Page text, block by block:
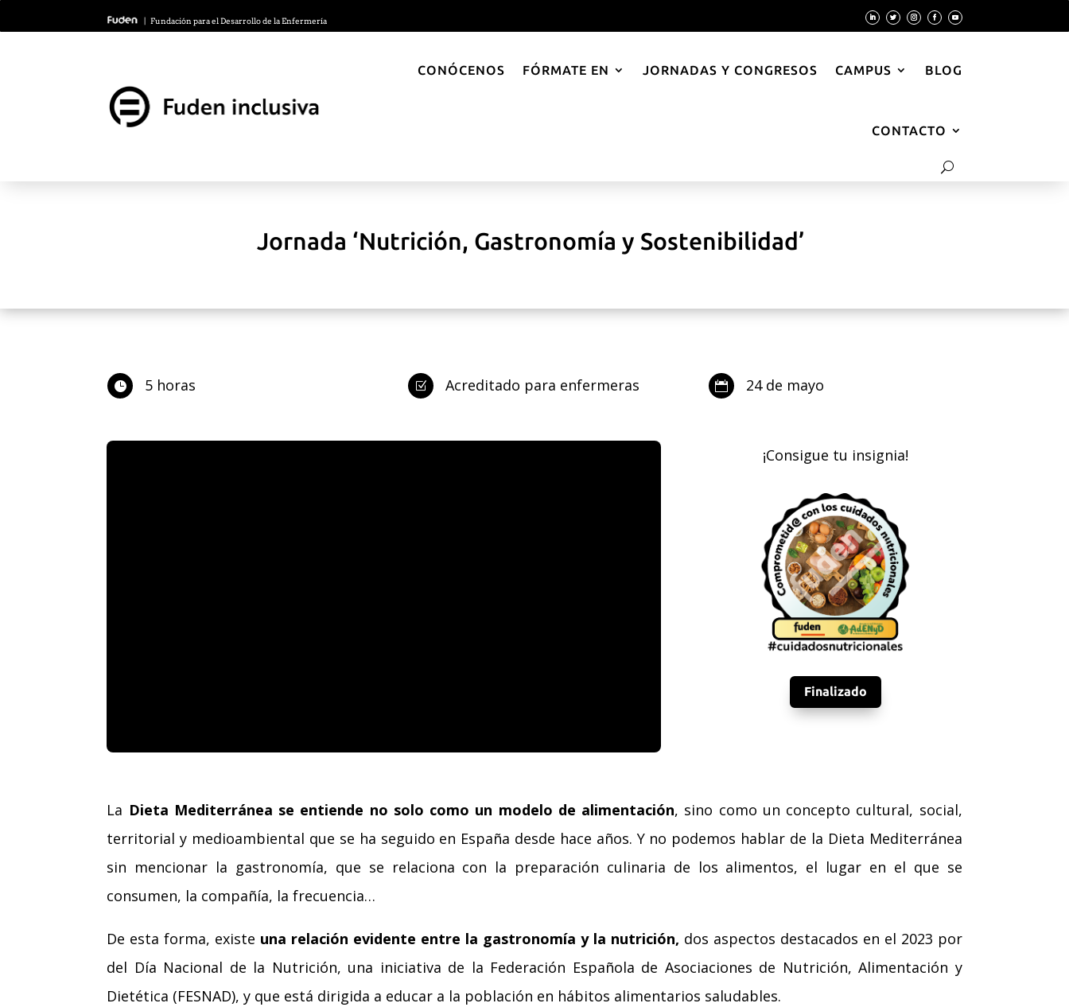
| Fundación para el Desarrollo de la Enfermería
CONÓCENOS FÓRMATE EN JORNADAS Y CONGRESOS CAMPUS BLOG
CONTACTO
Jornada ‘Nutrición, Gastronomía y Sostenibilidad’
 5 horas Z Acreditado para enfermeras  24 de mayo
¡Consigue tu insignia!
Finalizado
La Dieta Mediterránea se entiende no solo como un modelo de alimentación, sino como un concepto cultural, social,
territorial y medioambiental que se ha seguido en España desde hace años. Y no podemos hablar de la Dieta Mediterránea
sin mencionar la gastronomía, que se relaciona con la preparación culinaria de los alimentos, el lugar en el que se
consumen, la compañía, la frecuencia…
De esta forma, existe una relación evidente entre la gastronomía y la nutrición, dos aspectos destacados en el 2023 por
del Día Nacional de la Nutrición, una iniciativa de la Federación Española de Asociaciones de Nutrición, Alimentación y
Dietética (FESNAD), y que está dirigida a educar a la población en hábitos alimentarios saludables.